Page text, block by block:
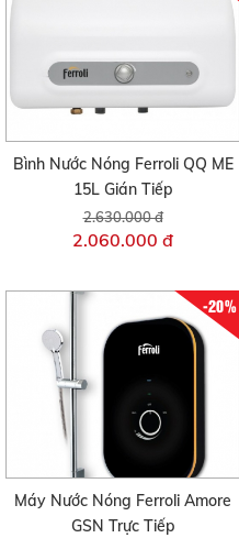
Bình Nước Nóng Ferroli QQ ME
15L Gián Tiếp
2.630.000 đ
2.060.000 đ
-20%
Máy Nước Nóng Ferroli Amore
GSN Trực Tiếp